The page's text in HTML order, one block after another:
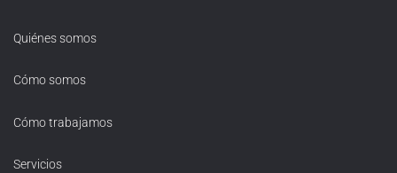
Quiénes somos
Cómo somos
Cómo trabajamos
Servicios